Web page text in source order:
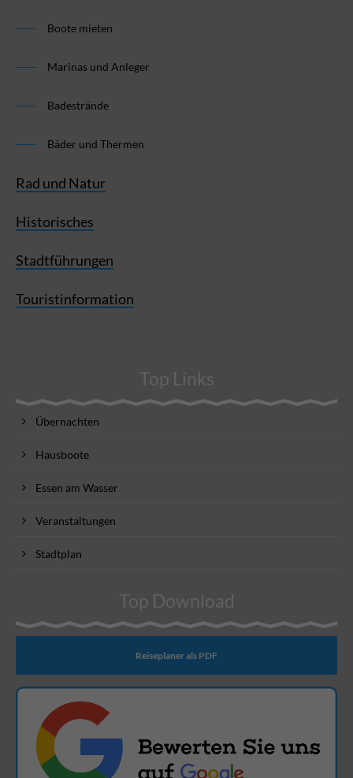
Boote mieten
Marinas und Anleger
Badestrände
Bäder und Thermen
Rad und Natur
Historisches
Stadtführungen
Touristinformation
Top Links
Übernachten
Hausboote
Essen am Wasser
Veranstaltungen
Stadtplan
Top Download
Reiseplaner als PDF